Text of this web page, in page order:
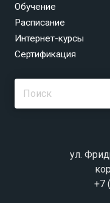
Обучение
Расписание
Интернет-курсы
Сертификация
ул.
+7